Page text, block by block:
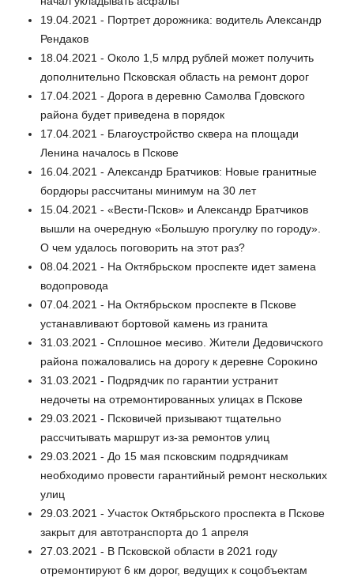
19.04.2021 - Портрет дорожника: водитель Александр
Рендаков
18.04.2021 - Около 1,5 млрд рублей может получить
дополнительно Псковская область на ремонт дорог
17.04.2021 - Дорога в деревню Самолва Гдовского
района будет приведена в порядок
17.04.2021 - Благоустройство сквера на площади
Ленина началось в Пскове
16.04.2021 - Александр Братчиков: Новые гранитные
бордюры рассчитаны минимум на 30 лет
15.04.2021 - «Вести-Псков» и Александр Братчиков
вышли на очередную «Большую прогулку по городу».
О чем удалось поговорить на этот раз?
08.04.2021 - На Октябрьском проспекте идет замена
водопровода
07.04.2021 - На Октябрьском проспекте в Пскове
устанавливают бортовой камень из гранита
31.03.2021 - Сплошное месиво. Жители Дедовичского
района пожаловались на дорогу к деревне Сорокино
31.03.2021 - Подрядчик по гарантии устранит
недочеты на отремонтированных улицах в Пскове
29.03.2021 - Псковичей призывают тщательно
рассчитывать маршрут из-за ремонтов улиц
29.03.2021 - До 15 мая псковским подрядчикам
необходимо провести гарантийный ремонт нескольких
улиц
29.03.2021 - Участок Октябрьского проспекта в Пскове
закрыт для автотранспорта до 1 апреля
27.03.2021 - В Псковской области в 2021 году
отремонтируют 6 км дорог, ведущих к соцобъектам